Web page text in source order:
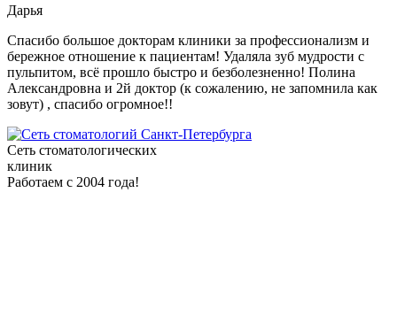
клиники
Дарья
Спасибо большое докторам клиники за профессионализм и
бережное отношение к пациентам! Удаляла зуб мудрости с
пульпитом, всё прошло быстро и безболезненно! Полина
Александровна и 2й доктор (к сожалению, не запомнила как
зовут) , спасибо огромное!!
Сеть стоматологических
клиник
Работаем с 2004 года!